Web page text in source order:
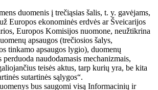
duomenis į trečiąsias šalis, t. y. gavėjams,
Europos ekonominės erdvės ar Šveicarijos
Europos Komisijos nuomone, neužtikrina
apsaugos (trečiosios šalys,
tinkamo apsaugos lygio), duomenų
naudodamasis mechanizmais,
teisės aktus, tarp kurių yra, be kita
sutartinės sąlygos“.
bus saugomi visą Informacinių ir